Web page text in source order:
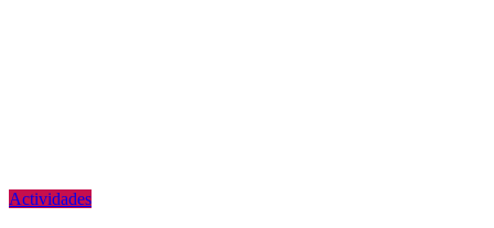
Actividades